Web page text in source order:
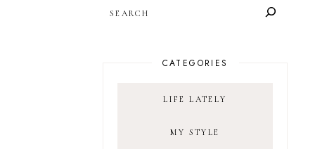
CATEGORIES
LIFE LATELY
MY STYLE